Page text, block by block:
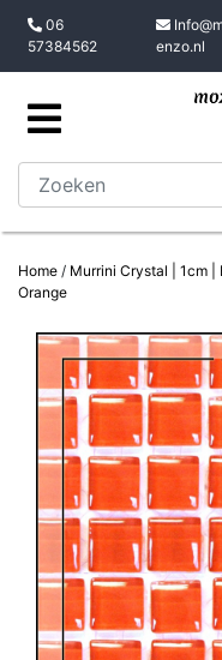
06
57384562
enzo.nl
Home / Murrini Crystal | 1cm |
Orange